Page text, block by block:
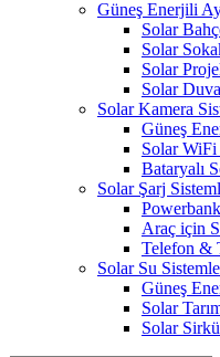
Güneş Enerjili
Solar
Solar
Solar
Solar
Solar Kamera
Güneş
Solar
Bataryalı
Solar Şarj
Araç için
Telefon &
Solar Su
Güneş
Solar
Solar